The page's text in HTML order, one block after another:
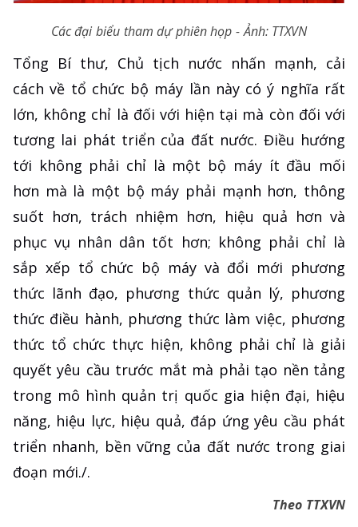
Các đại biểu tham dự phiên họp - Ảnh: TTXVN
Tổng Bí thư, Chủ tịch nước nhấn mạnh, cải
cách về tổ chức bộ máy lần này có ý nghĩa rất
lớn, không chỉ là đối với hiện tại mà còn đối với
tương lai phát triển của đất nước. Điều hướng
tới không phải chỉ là một bộ máy ít đầu mối
hơn mà là một bộ máy phải mạnh hơn, thông
suốt hơn, trách nhiệm hơn, hiệu quả hơn và
phục vụ nhân dân tốt hơn; không phải chỉ là
sắp xếp tổ chức bộ máy và đổi mới phương
thức lãnh đạo, phương thức quản lý, phương
thức điều hành, phương thức làm việc, phương
thức tổ chức thực hiện, không phải chỉ là giải
quyết yêu cầu trước mắt mà phải tạo nền tảng
trong mô hình quản trị quốc gia hiện đại, hiệu
năng, hiệu lực, hiệu quả, đáp ứng yêu cầu phát
triển nhanh, bền vững của đất nước trong giai
đoạn mới./.
Theo TTXVN